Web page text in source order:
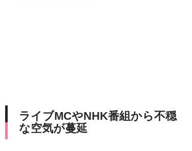
ライブMCやNHK番組から不穏
な空気が蔓延